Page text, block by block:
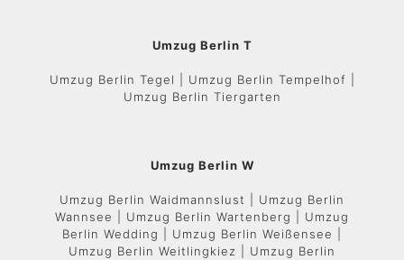
Umzug Berlin T
Umzug Berlin Tegel | Umzug Berlin Tempelhof |
Umzug Berlin Tiergarten
Umzug Berlin W
Umzug Berlin Waidmannslust | Umzug Berlin
Wannsee | Umzug Berlin Wartenberg | Umzug
Berlin Wedding | Umzug Berlin Weißensee |
Umzug Berlin Weitlingkiez | Umzug Berlin